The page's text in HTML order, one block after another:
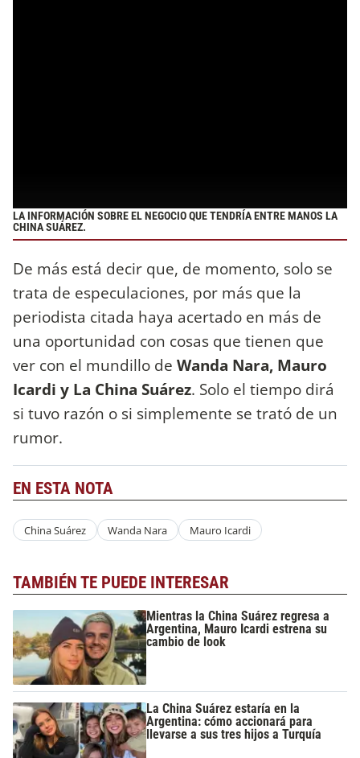
LA INFORMACIÓN SOBRE EL NEGOCIO QUE TENDRÍA ENTRE MANOS LA
CHINA SUÁREZ.
De más está decir que, de momento, solo se
trata de especulaciones, por más que la
periodista citada haya acertado en más de
una oportunidad con cosas que tienen que
ver con el mundillo de Wanda Nara, Mauro
Icardi y La China Suárez. Solo el tiempo dirá
si tuvo razón o si simplemente se trató de un
rumor.
EN ESTA NOTA
China Suárez Wanda Nara Mauro Icardi
TAMBIÉN TE PUEDE INTERESAR
Mientras la China Suárez regresa a
Argentina, Mauro Icardi estrena su
cambio de look
La China Suárez estaría en la
Argentina: cómo accionará para
llevarse a sus tres hijos a Turquía